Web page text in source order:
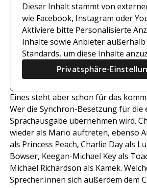
Dieser Inhalt stammt von
wie Facebook, Instagram oder
Aktiviere bitte Personalisierte
Inhalte sowie Anbieter außerhalb
Standards, um diese Inhalte
Privatsphäre-
Eines steht aber schon für das
Wer die Synchron-Besetzung für die
Sprachausgabe übernehmen wird.
wieder als Mario auftreten, ebenso
als Princess Peach, Charlie Day als
Bowser, Keegan-Michael Key als
Michael Richardson als Kamek.
Sprecher:innen sich außerdem dem